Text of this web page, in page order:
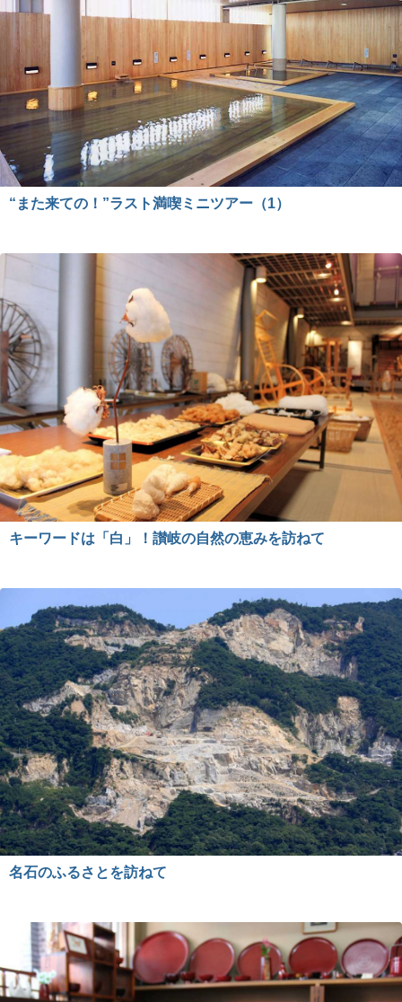
“また来ての！”ラスト満喫ミニツアー（1）
キーワードは「白」！讃岐の自然の恵みを訪ねて
名石のふるさとを訪ねて